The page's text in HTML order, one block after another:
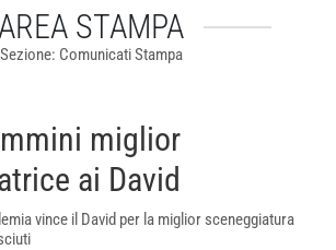
STAMPA
Sezione: Comunicati Stampa
miglior
ai David
vince il David per la miglior sceneggiatura